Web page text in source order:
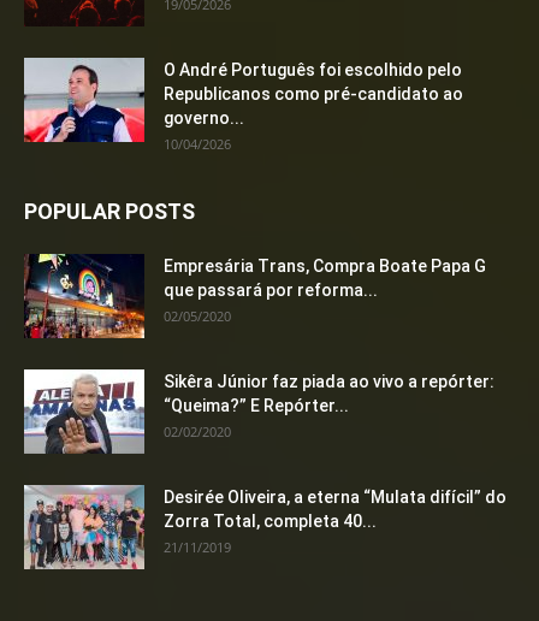
19/05/2026
O André Português foi escolhido pelo
Republicanos como pré-candidato ao
governo...
10/04/2026
POPULAR POSTS
Empresária Trans, Compra Boate Papa G
que passará por reforma...
02/05/2020
Sikêra Júnior faz piada ao vivo a repórter:
“Queima?” E Repórter...
02/02/2020
Desirée Oliveira, a eterna “Mulata difícil” do
Zorra Total, completa 40...
21/11/2019